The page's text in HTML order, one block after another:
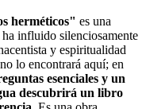
herméticos" es una
influido silenciosamente
y espiritualidad
lo encontrará aquí; en
esenciales y un
descubrirá un libro